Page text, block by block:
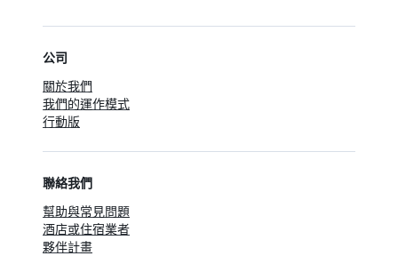
公司
關於我們
我們的運作模式
行動版
聯絡我們
幫助與常見問題
酒店或住宿業者
夥伴計畫